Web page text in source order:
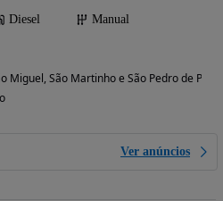
Diesel
Manual
Miguel, São Martinho e São Pedro de
Ver anúncios